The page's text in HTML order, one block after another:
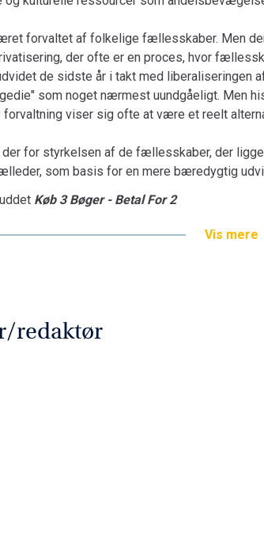
forvaltet af folkelige fællesskaber. Men
der ofte er en proces, hvor
de sidste år i takt med liberaliseringen
som noget nærmest uundgåeligt. Men
viser sig ofte at være et reelt
der for styrkelsen af de fællesskaber, der
som basis for en mere bæredygtig
Køb 3 Bøger - Betal For 2
Vis mere
redaktør